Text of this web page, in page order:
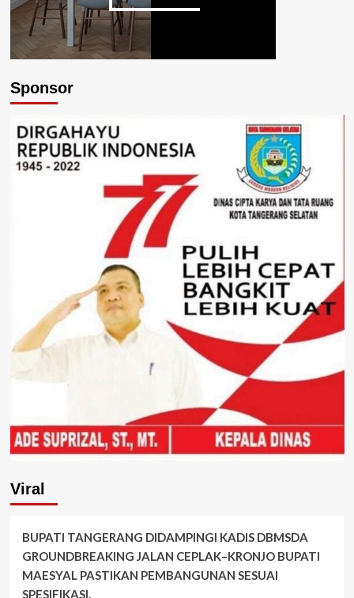
Sponsor
Viral
BUPATI TANGERANG DIDAMPINGI KADIS DBMSDA
GROUNDBREAKING JALAN CEPLAK–KRONJO BUPATI
MAESYAL PASTIKAN PEMBANGUNAN SESUAI
SPESIFIKASI.